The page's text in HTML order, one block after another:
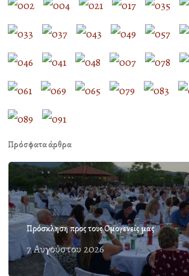
Πρόσφατα άρθρα
Πρόσκληση προς τους Ομογενείς μας
7 Αυγούστου 2026